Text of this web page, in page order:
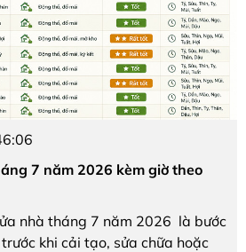
7 năm 2026 kèm giờ theo
nhà tháng 7 năm 2026 là bước
khi cải tạo, sửa chữa hoặc